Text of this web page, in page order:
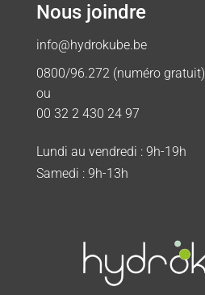
Nous joindre
info@hydrokube.be
0800/96.272 (numéro gratuit)
ou
00 32 2 430 24 97
Lundi au vendredi : 9h-19h
Samedi : 9h-13h